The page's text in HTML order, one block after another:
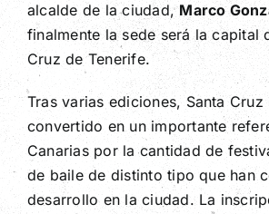
alcalde de la ciudad,Marco
finalmente la sede será la capital
Cruz de Tenerife.
Tras varias ediciones, Santa Cruz
convertido en un importante
Canarias por la cantidad de
de baile de distinto tipo que han
desarrollo en la ciudad. La